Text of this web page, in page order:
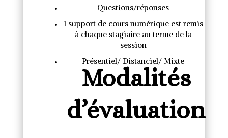
Questions/réponses
1 support de cours numérique est remis
à chaque stagiaire au terme de la
session
Présentiel/ Distanciel/ Mixte
Modalités
d’évaluation